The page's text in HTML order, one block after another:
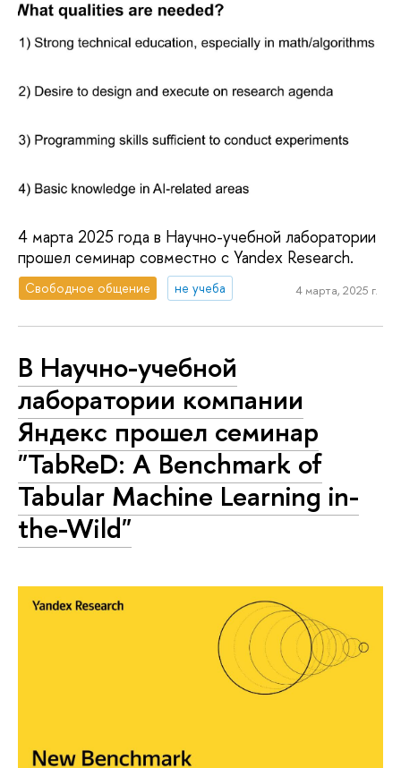
4 марта 2025 года в Научно-учебной лаборатории
прошел семинар совместно с Yandex Research.
Свободное общение не учеба 4 марта, 2025 г.
В Научно-учебной
лаборатории компании
Яндекс прошел семинар
"TabReD: A Benchmark of
Tabular Machine Learning in-
the-Wild"